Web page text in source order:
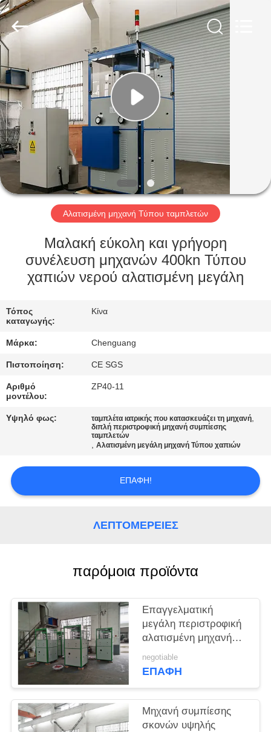
ΣΠΊΤΙ
ΠΡΟΪΌΝΤΑ
ΠΕΡΊΠΟΥ
ΕΜΕΊΣ
ΓΎΡΟΣ
ΕΡΓΟΣΤΑΣΊΩΝ
ΠΟΙΟΤΙΚΌΣ
ΈΛΕΓΧΟΣ
ΜΑΣ
ΕΛΆΤΕ
ΕΠΑΦΉ
ΜΕ
ΠΕΡΙΠΤΏΣΕΙΣ
PRIVACY
POLICY
Changzhou
Chenguang
Machinery
Co.,
Ltd..
All
Rights
Αλατισμένη μηχανή Τύπου ταμπλετών
Μαλακή εύκολη και γρήγορη
συνέλευση μηχανών 400kn Τύπου
χαπιών νερού αλατισμένη μεγάλη
Τόπος
καταγωγής:
Κίνα
Μάρκα: Chenguang
Πιστοποίηση: CE SGS
Αριθμό
μοντέλου:
ZP40-11
Υψηλό φως: ταμπλέτα ιατρικής που κατασκευάζει τη μηχανή,
διπλή περιστροφική μηχανή συμπίεσης
ταμπλετών
,Αλατισμένη μεγάλη μηχανή Τύπου χαπιών
ΕΠΑΦΉ!
ΛΕΠΤΟΜΈΡΕΙΕΣ
παρόμοια προϊόντα
Επαγγελματική
μεγάλη περιστροφική
αλατισμένη μηχανή
1550X1050X2350 χιλ.
Τύπου ταμπλετών
negotiable
ΕΠΑΦΉ
Μηχανή συμπίεσης
σκονών υψηλής